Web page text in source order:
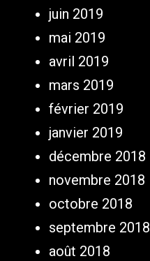
juin 2019
mai 2019
avril 2019
mars 2019
février 2019
janvier 2019
décembre 2018
novembre 2018
octobre 2018
septembre 2018
août 2018